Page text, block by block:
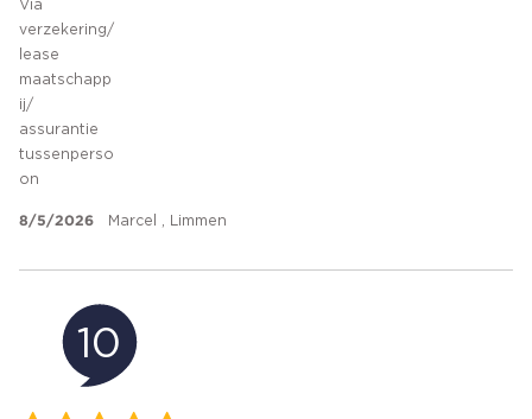
Via
verzekering/
lease
maatschapp
ij/
assurantie
tussenperso
on
8/5/2026 Marcel , Limmen
10